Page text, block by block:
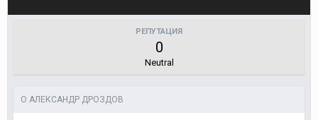
РЕПУТАЦИЯ
0
Neutral
О АЛЕКСАНДР ДРОЗДОВ